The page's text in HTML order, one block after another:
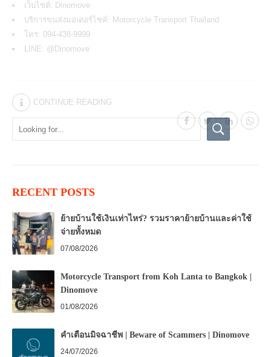
เว็บไซต์: Dinomove
บริการขนส่งมอเตอร์ไซค์: Motorcycle Transport Thailand
โทร: 094-438-9999
LINE: @Dinomove
CONTINUE READING
RECENT POSTS
ย้ายบ้านใช้เงินเท่าไหร่? รวมราคาย้ายบ้านและค่าใช้
จ่ายทั้งหมด
07/08/2026
Motorcycle Transport from Koh Lanta to Bangkok |
Dinomove
01/08/2026
คำเตือนมิจฉาชีพ | Beware of Scammers | Dinomove
24/07/2026